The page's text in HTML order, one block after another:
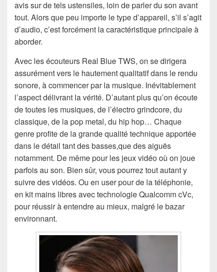
avis sur de tels ustensiles, loin de parler du son avant
tout. Alors que peu importe le type d’appareil, s’il s’agit
d’audio, c’est forcément la caractéristique principale à
aborder.
Avec les écouteurs Real Blue TWS, on se dirigera
assurément vers le hautement qualitatif dans le rendu
sonore, à commencer par la musique. Inévitablement
l’aspect délivrant la vérité. D’autant plus qu’on écoute
de toutes les musiques, de l’électro grindcore, du
classique, de la pop metal, du hip hop… Chaque
genre profite de la grande qualité technique apportée
dans le détail tant des basses,que des aiguës
notamment. De même pour les jeux vidéo où on joue
parfois au son. Bien sûr, vous pourrez tout autant y
suivre des vidéos. Ou en user pour de la téléphonie,
en kit mains libres avec technologie Qualcomm cVc,
pour réussir à entendre au mieux, malgré le bazar
environnant.